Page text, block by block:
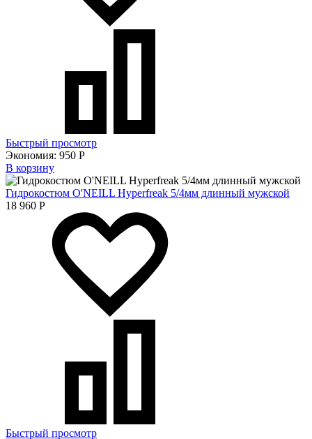
Быстрый просмотр
Экономия: 950 Р
В корзину
Гидрокостюм O'NEILL Hyperfreak 5/4мм длинный мужской
18 960 Р
Быстрый просмотр